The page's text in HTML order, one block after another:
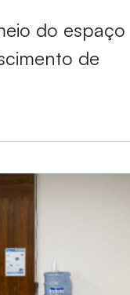
do espaço
de